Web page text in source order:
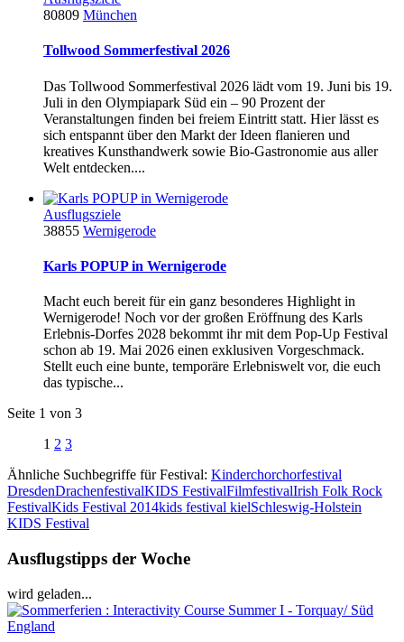
80809 München
Tollwood Sommerfestival 2026
Das Tollwood Sommerfestival 2026 lädt vom 19. Juni bis 19.
Juli in den Olympiapark Süd ein – 90 Prozent der
Veranstaltungen finden bei freiem Eintritt statt. Hier lässt es
sich entspannt über den Markt der Ideen flanieren und
kreatives Kunsthandwerk sowie Bio-Gastronomie aus aller
Welt entdecken....
Ausflugsziele
38855 Wernigerode
Karls POPUP in Wernigerode
Macht euch bereit für ein ganz besonderes Highlight in
Wernigerode! Noch vor der großen Eröffnung des Karls
Erlebnis-Dorfes 2028 bekommt ihr mit dem Pop-Up Festival
schon ab 19. Mai 2026 einen exklusiven Vorgeschmack.
Stellt euch eine bunte, temporäre Erlebniswelt vor, die euch
das typische...
Seite 1 von 3
1 2 3
Ähnliche Suchbegriffe für Festival: Kinderchorchorfestival
DresdenDrachenfestivalKIDS FestivalFilmfestivalIrish Folk Rock
FestivalKids Festival 2014kids festival kielSchleswig-Holstein
KIDS Festival
Ausflugstipps der Woche
wird geladen...